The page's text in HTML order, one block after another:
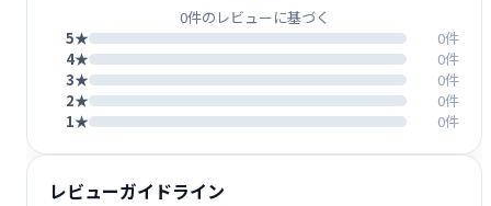
0件のレビューに基づく
5★
0件
4★
0件
3★
0件
2★
0件
1★
0件
レビューガイドライン